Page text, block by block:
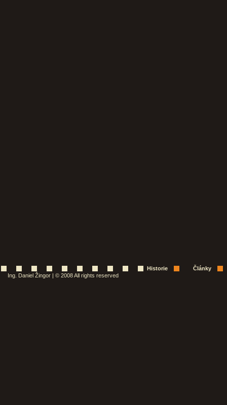
Historie
Články
Ing. Daniel Žingor | © 2008 All rights reserved